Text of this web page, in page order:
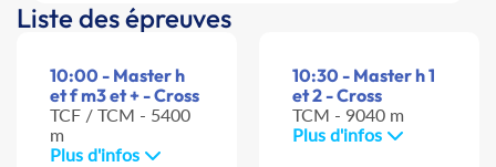
Liste des épreuves
10:00 - Master h
et f m3 et + - Cross
TCF / TCM - 5400
m
Plus d'infos
10:30 - Master h 1
et 2 - Cross
TCM - 9040 m
Plus d'infos